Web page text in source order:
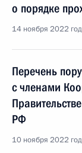
о порядке
14 ноября 2022
Перечень
с членами
РФ
10 ноября 2022